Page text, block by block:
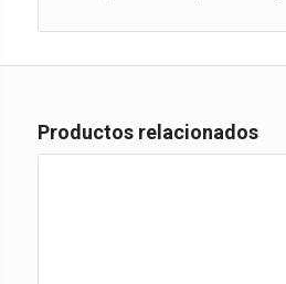
Productos relacionados